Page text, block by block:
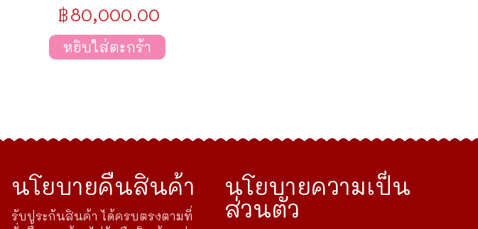
฿80,000.00
หยิบใส่ตะกร้า
นโยบายคืนสินค้า
รับประกันสินค้า ได้ครบตรงตามที่
นโยบายความเป็น
ส่วนตัว